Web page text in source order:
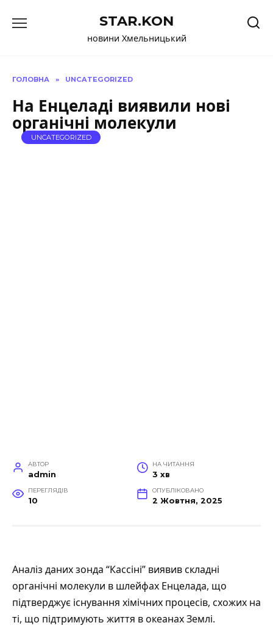
до
STAR.KON
новини Хмельницький
ГОЛОВНА » UNCATEGORIZED
На Енцеладі виявили нові
органічні молекули
UNCATEGORIZED
АВТОР
admin
НА ЧИТАННЯ
3 хв
ПЕРЕГЛЯДІВ
10
ОПУБЛІКОВАНО
2 Жовтня, 2025
Аналіз даних зонда “Кассіні” виявивскладні
органічні молекули в шлейфах Енцелада, що
підтверджує існування хімічних процесів, схожих на
ті, що підтримують життя в океанах Землі.